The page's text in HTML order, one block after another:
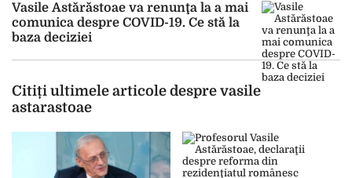
Vasile Astărăstoae va renunţa la a mai
comunica despre COVID-19. Ce stă la
baza deciziei
Citiți ultimele articole despre vasile
astarastoae